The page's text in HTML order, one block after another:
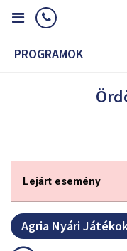
PROGRAMOK
Lejárt esemény
Agria Nyári